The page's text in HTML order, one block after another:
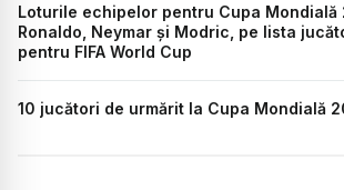
Loturile echipelor pentru Cupa Mondială
Ronaldo, Neymar și Modric, pe lista
pentru FIFA World Cup
10 jucători de urmărit la Cupa Mondială